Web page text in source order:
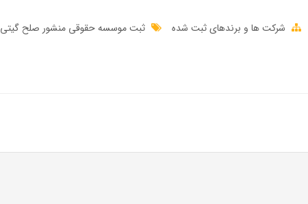
شرکت ها و برندهای ثبت شده ثبت موسسه حقوقی منشور صلح گیتی